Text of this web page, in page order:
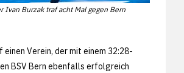
Ivan Burzak traf acht Mal gegen Bern
einen Verein, der mit einem 32:28-
BSV Bern ebenfalls erfolgreich